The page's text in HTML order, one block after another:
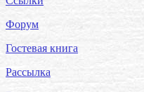
Форум
Гостевая книга
Рассылка